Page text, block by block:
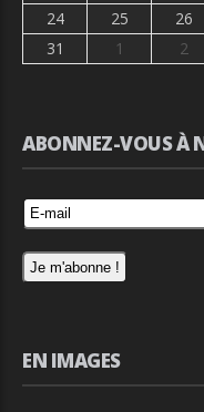
24
25 26
31
1 2
ABONNEZ-VOUS À
EN IMAGES